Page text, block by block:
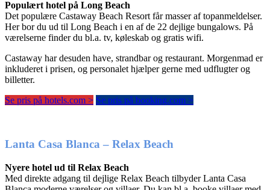
Populært hotel på Long Beach
Det populære Castaway Beach Resort får masser af topanmeldelser.
Her bor du ud til Long Beach i en af de 22 dejlige bungalows. På
værelserne finder du bl.a. tv, køleskab og gratis wifi.
Castaway har desuden have, strandbar og restaurant. Morgenmad er
inkluderet i prisen, og personalet hjælper gerne med udflugter og
billetter.
Se pris på hotels.com > Se pris på booking.com >
Lanta Casa Blanca – Relax Beach
Nyere hotel ud til Relax Beach
Med direkte adgang til dejlige Relax Beach tilbyder Lanta Casa